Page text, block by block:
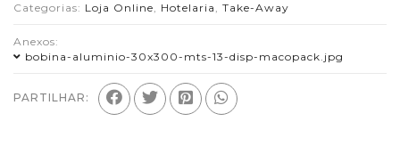
Categorias: Loja Online, Hotelaria , Take-Away
Anexos:
bobina-aluminio-30x300-mts-13-disp-macopack.jpg
PARTILHAR: